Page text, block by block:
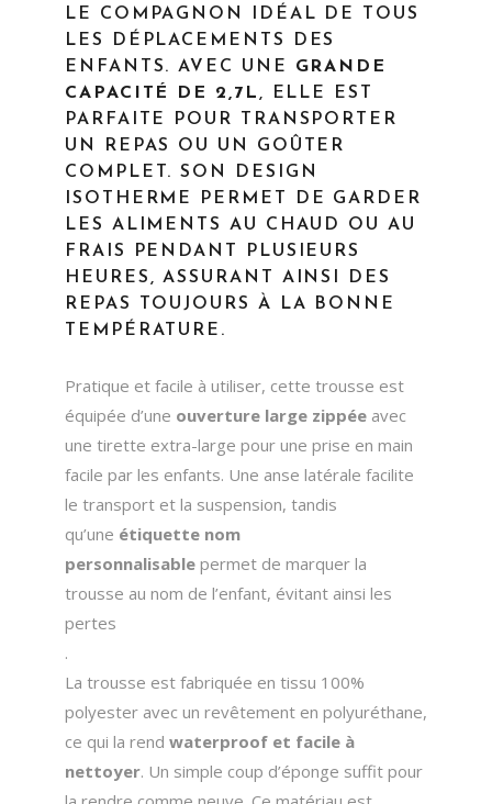
LE COMPAGNON IDÉAL DE TOUS
LES DÉPLACEMENTS DES
ENFANTS. AVEC UNE GRANDE
CAPACITÉ DE 2,7L , ELLE EST
PARFAITE POUR TRANSPORTER
UN REPAS OU UN GOÛTER
COMPLET. SON DESIGN
ISOTHERME PERMET DE GARDER
LES ALIMENTS AU CHAUD OU AU
FRAIS PENDANT PLUSIEURS
HEURES, ASSURANT AINSI DES
REPAS TOUJOURS À LA BONNE
TEMPÉRATURE.
Pratique et facile à utiliser, cette trousse est
équipée d’une ouverture large zippée avec
une tirette extra-large pour une prise en main
facile par les enfants. Une anse latérale facilite
le transport et la suspension, tandis
qu’une étiquette nom
personnalisable permet de marquer la
trousse au nom de l’enfant, évitant ainsi les
pertes
.
La trousse est fabriquée en tissu 100%
polyester avec un revêtement en polyuréthane,
ce qui la rend waterproof et facile à
nettoyer. Un simple coup d’éponge suffit pour